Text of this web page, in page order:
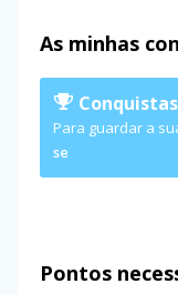
As minhas
Conquistas
Para guardar a
se
Pontos